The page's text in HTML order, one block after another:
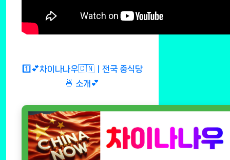
1️⃣💕차이나나우🇨🇳ㅣ전국 중식당
🍜 소개💕